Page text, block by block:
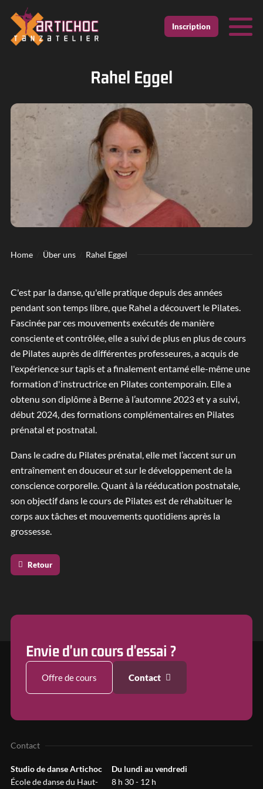
Zur Startseite
Zur mobilen Navigation
Zur Suche
Zum Hauptinhalt
Zum Fussbereich
Inscription
Rahel Eggel
Home Über uns Rahel Eggel
C'est par la danse, qu'elle pratique depuis des années
pendant son temps libre, que Rahel a découvert le Pilates.
Fascinée par ces mouvements exécutés de manière
consciente et contrôlée, elle a suivi de plus en plus de cours
de Pilates auprès de différentes professeures, a acquis de
l'expérience sur tapis et a finalement entamé elle-même une
formation d'instructrice en Pilates contemporain. Elle a
obtenu son diplôme à Berne à l’automne 2023 et y a suivi,
début 2024, des formations complémentaires en Pilates
prénatal et postnatal.
Dans le cadre du Pilates prénatal, elle met l’accent sur un
entraînement en douceur et sur le développement de la
conscience corporelle. Quant à la rééducation postnatale,
son objectif dans le cours de Pilates est de réhabituer le
corps aux tâches et mouvements quotidiens après la
grossesse.
Retour
Envie d'un cours d'essai ?
Offre de cours Contact
Contact
Studio de danse Artichoc
École de danse du Haut-
Du lundi au vendredi
8 h 30 - 12 h